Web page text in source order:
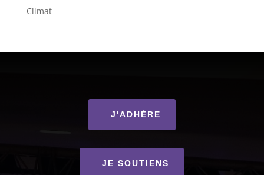
Climat
J'ADHÈRE
JE SOUTIENS